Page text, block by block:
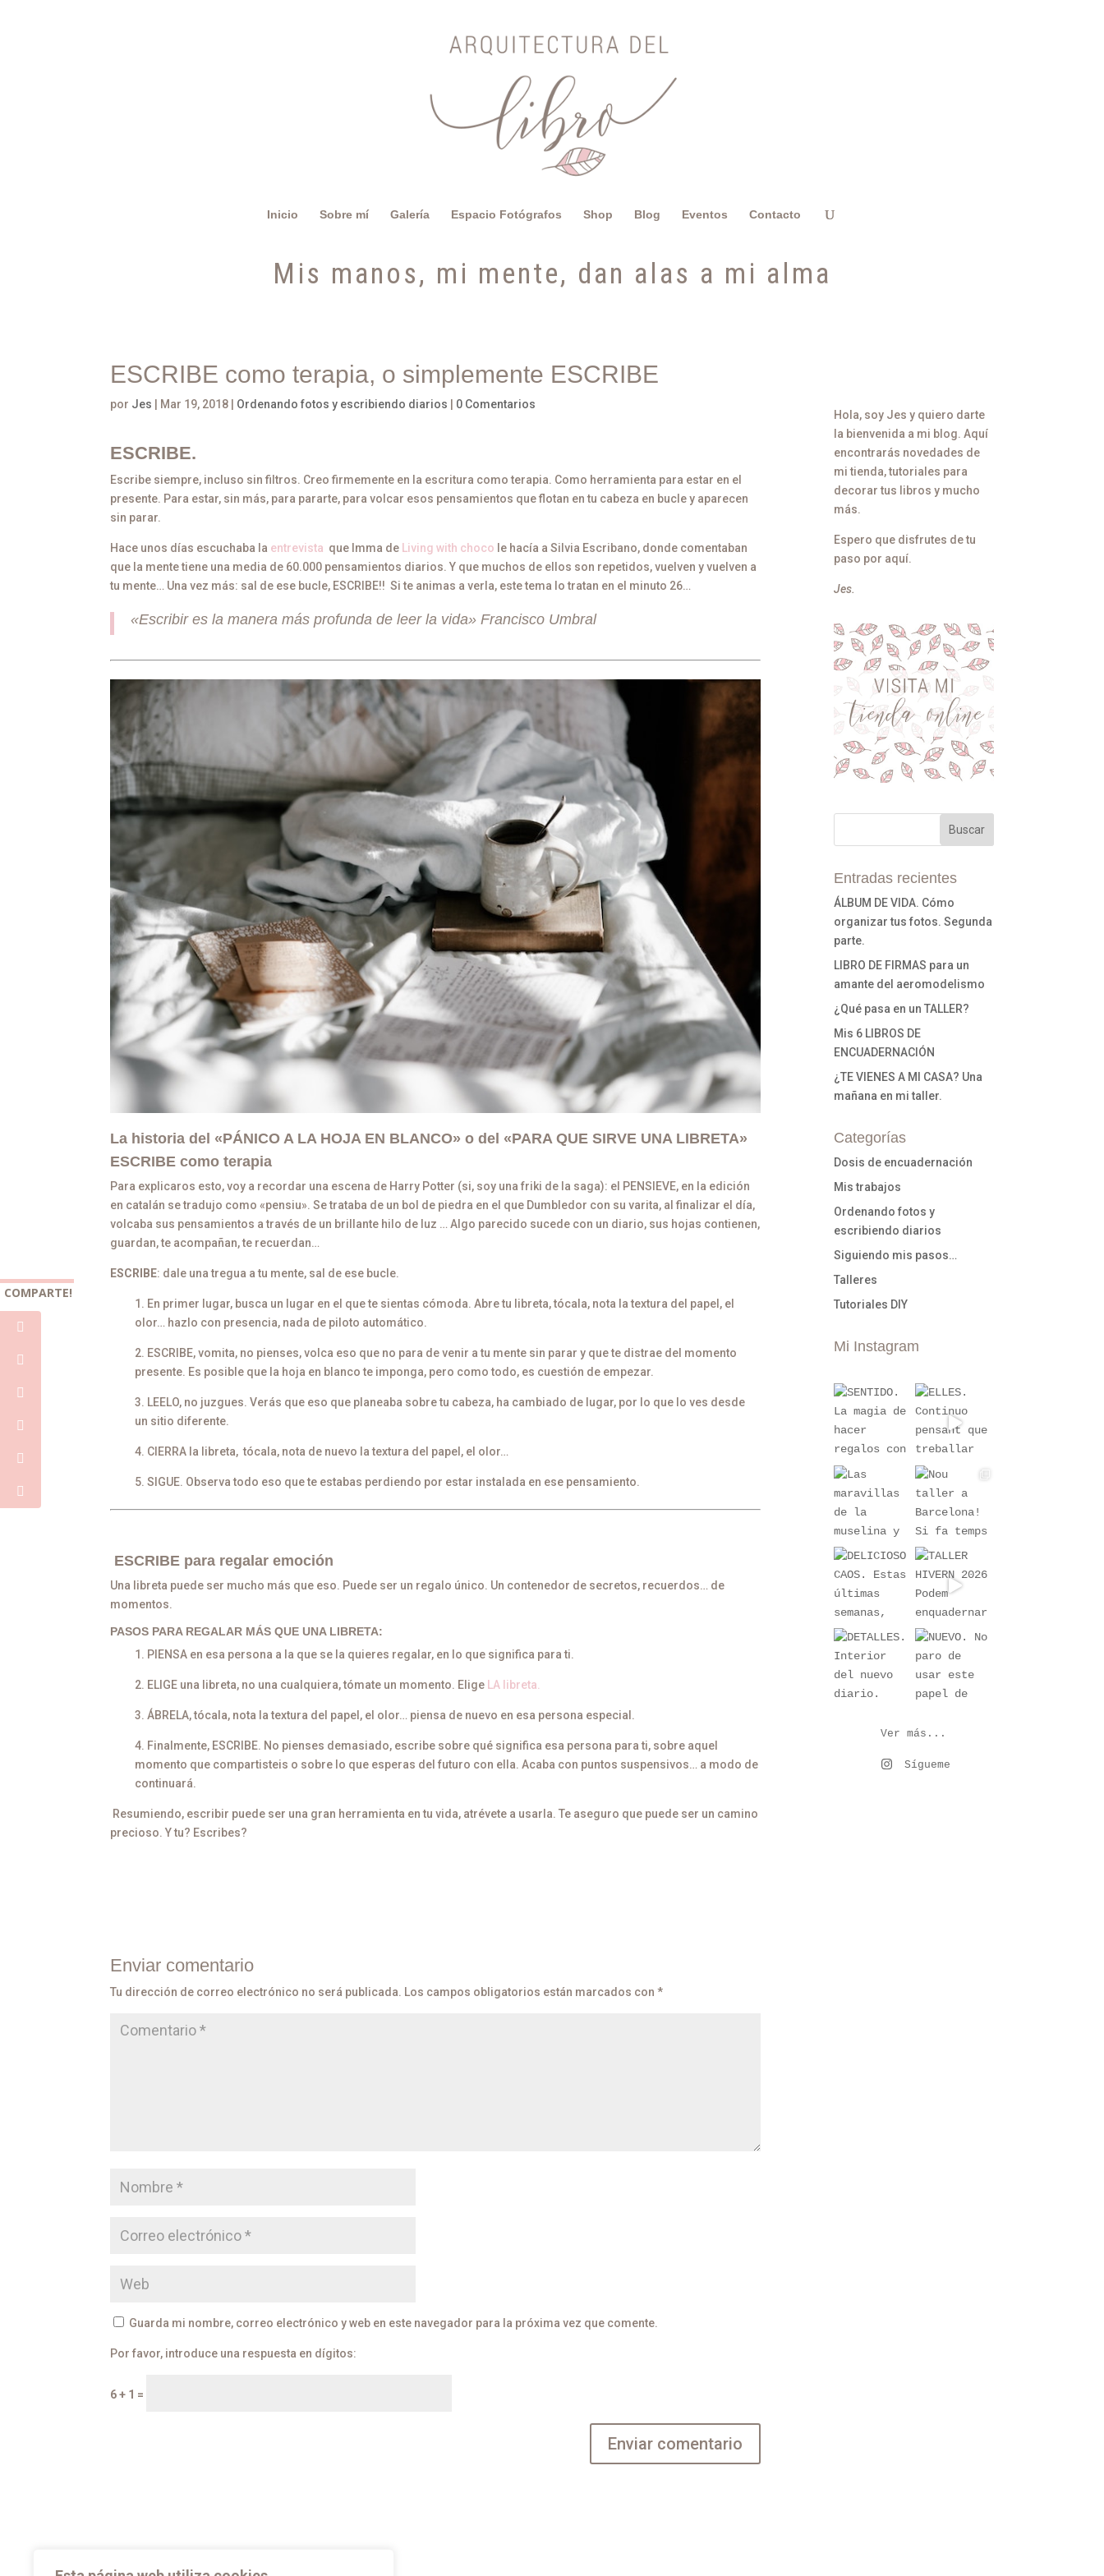
Inicio Sobre mí Galería Espacio Fotógrafos Shop Blog Eventos Contacto
Mis manos, mi mente, dan alas a mi alma
ESCRIBE como terapia, o simplemente ESCRIBE
por Jes Mar 19, 2018 Ordenando fotos y escribiendo diarios 0 Comentarios
ESCRIBE.
Escribe siempre, incluso sin filtros. Creo firmemente en la escritura como terapia. Como herramienta para estar en el
presente. Para estar, sin más, para pararte, para volcar esos pensamientos que flotan en tu cabeza en bucle y aparecen
sin parar.
Hace unos días escuchaba la entrevista que Imma de Living with choco le hacía a Silvia Escribano, donde comentaban
que la mente tiene una media de 60.000 pensamientos diarios. Y que muchos de ellos son repetidos, vuelven y vuelven a
tu mente… Una vez más: sal de ese bucle, ESCRIBE!! Si te animas a verla, este tema lo tratan en el minuto 26…
«Escribir es la manera más profunda de leer la vida» Francisco Umbral
La historia del «PÁNICO A LA HOJA EN BLANCO» o del «PARA QUE SIRVE UNA LIBRETA»
ESCRIBE como terapia
Para explicaros esto, voy a recordar una escena de Harry Potter (si, soy una friki de la saga): el PENSIEVE, en la edición
en catalán se tradujo como «pensiu». Se trataba de un bol de piedra en el que Dumbledor con su varita, al finalizar el día,
volcaba sus pensamientos a través de un brillante hilo de luz … Algo parecido sucede con un diario, sus hojas contienen,
guardan, te acompañan, te recuerdan…
ESCRIBE: dale una tregua a tu mente, sal de ese bucle.
1. En primer lugar, busca un lugar en el que te sientas cómoda. Abre tu libreta, tócala, nota la textura del papel, el
olor… hazlo con presencia, nada de piloto automático.
2. ESCRIBE, vomita, no pienses, volca eso que no para de venir a tu mente sin parar y que te distrae del momento
presente. Es posible que la hoja en blanco te imponga, pero como todo, es cuestión de empezar.
3. LEELO, no juzgues. Verás que eso que planeaba sobre tu cabeza, ha cambiado de lugar, por lo que lo ves desde
un sitio diferente.
4. CIERRA la libreta, tócala, nota de nuevo la textura del papel, el olor…
5. SIGUE. Observa todo eso que te estabas perdiendo por estar instalada en ese pensamiento.
ESCRIBE para regalar emoción
Una libreta puede ser mucho más que eso. Puede ser un regalo único. Un contenedor de secretos, recuerdos… de
momentos.
PASOS PARA REGALAR MÁS QUE UNA LIBRETA:
1. PIENSA en esa persona a la que se la quieres regalar, en lo que significa para ti.
2. ELIGE una libreta, no una cualquiera, tómate un momento. Elige LA libreta.
3. ÁBRELA, tócala, nota la textura del papel, el olor… piensa de nuevo en esa persona especial.
4. Finalmente, ESCRIBE. No pienses demasiado, escribe sobre qué significa esa persona para ti, sobre aquel
momento que compartisteis o sobre lo que esperas del futuro con ella. Acaba con puntos suspensivos… a modo de
continuará.
Resumiendo, escribir puede ser una gran herramienta en tu vida, atrévete a usarla. Te aseguro que puede ser un camino
precioso. Y tu? Escribes?
Enviar comentario
Tu dirección de correo electrónico no será publicada. Los campos obligatorios están marcados con*
Guarda mi nombre, correo electrónico y web en este navegador para la próxima vez que comente.
Por favor, introduce una respuesta en dígitos:
6 + 1 =
Hola, soy Jes y quiero darte
la bienvenida a mi blog. Aquí
encontrarás novedades de
mi tienda, tutoriales para
decorar tus libros y mucho
más.
Espero que disfrutes de tu
paso por aquí.
Jes.
Entradas recientes
ÁLBUM DE VIDA. Cómo
organizar tus fotos. Segunda
parte.
LIBRO DE FIRMAS para un
amante del aeromodelismo
¿Qué pasa en un TALLER?
Mis 6 LIBROS DE
ENCUADERNACIÓN
¿TE VIENES A MI CASA? Una
mañana en mi taller.
Categorías
Dosis de encuadernación
Mis trabajos
Ordenando fotos y
escribiendo diarios
Siguiendo mis pasos…
Talleres
Tutoriales DIY
Mi Instagram
Ver más...
Sígueme
COMPARTE!